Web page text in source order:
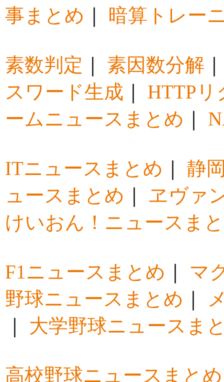
事まとめ
暗算トレー
素数判定 素因数分解
スワード生成
HTTP
ームニュースまとめ
ITニュースまとめ
静
ュースまとめ
ヱヴァ
けいおん！ニュースま
F1ニュースまとめ
マ
野球ニュースまとめ
大学野球ニュースま
高校野球ニュースまとめ